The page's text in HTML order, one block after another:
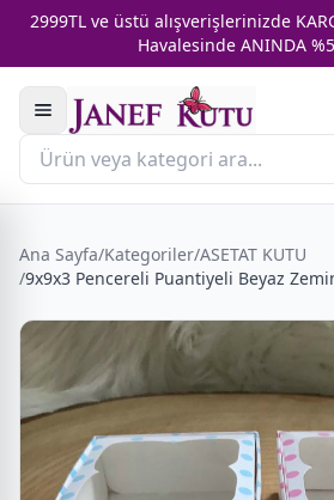
2999TL ve üstü alışverişlerinizde
Havalesinde ANINDA
Ana Sayfa/Kategoriler/ASETAT KUTU
/9x9x3 Pencereli Puantiyeli Beyaz